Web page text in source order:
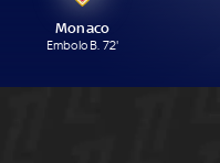
Monaco
Embolo B. 72'